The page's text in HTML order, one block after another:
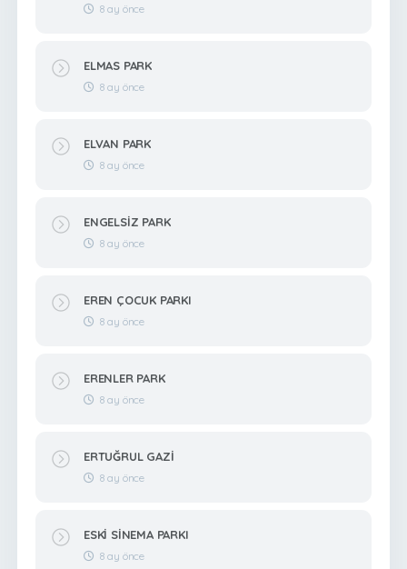
8 ay önce
ELMAS PARK
8 ay önce
ELVAN PARK
8 ay önce
ENGELSİZ PARK
8 ay önce
EREN ÇOCUK PARKI
8 ay önce
ERENLER PARK
8 ay önce
ERTUĞRUL GAZİ
8 ay önce
ESKİ SİNEMA PARKI
8 ay önce